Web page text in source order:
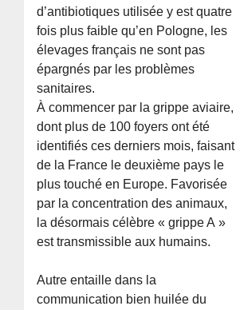
d’antibiotiques utilisée y est quatre
fois plus faible qu’en Pologne, les
élevages français ne sont pas
épargnés par les problèmes
sanitaires.
À commencer par la grippe aviaire,
dont plus de 100 foyers ont été
identifiés ces derniers mois, faisant
de la France le deuxième pays le
plus touché en Europe. Favorisée
par la concentration des animaux,
la désormais célèbre « grippe A »
est transmissible aux humains.
Autre entaille dans la
communication bien huilée du